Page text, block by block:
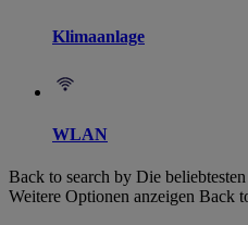
Klimaanlage
WLAN
Back to search by Die beliebtesten
Weitere Optionen anzeigen Back